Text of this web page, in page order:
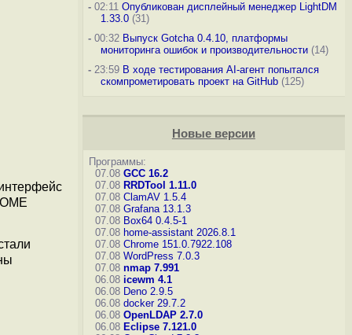
-02:11 Опубликован дисплейный менеджер LightDM
1.33.0(31)
-00:32 Выпуск Gotcha 0.4.10, платформы
мониторинга ошибок и производительности(14)
-23:59 В ходе тестирования AI-агент попытался
скомпрометировать проект на GitHub(125)
Новые версии
Программы:
07.08 GCC 16.2
07.08 RRDTool 1.11.0
07.08 ClamAV 1.5.4
07.08 Grafana 13.1.3
07.08 Box64 0.4.5-1
07.08 home-assistant 2026.8.1
07.08 Chrome 151.0.7922.108
07.08 WordPress 7.0.3
07.08 nmap 7.991
06.08 icewm 4.1
06.08 Deno 2.9.5
06.08 docker 29.7.2
06.08 OpenLDAP 2.7.0
06.08 Eclipse 7.121.0